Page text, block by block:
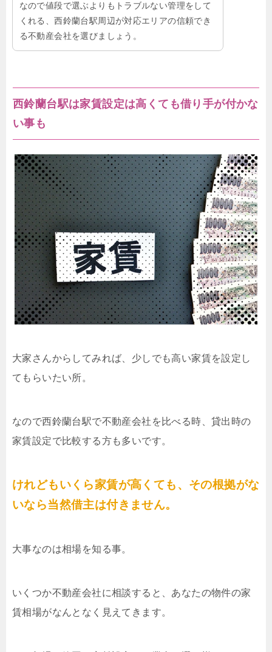
なので値段で選ぶよりもトラブルない管理をして
くれる、西鈴蘭台駅周辺が対応エリアの信頼でき
る不動産会社を選びましょう。
西鈴蘭台駅は家賃設定は高くても借り手が付かな
い事も
大家さんからしてみれば、少しでも高い家賃を設定し
てもらいたい所。
なので西鈴蘭台駅で不動産会社を比べる時、貸出時の
家賃設定で比較する方も多いです。
けれどもいくら家賃が高くても、その根拠がな
いなら当然借主は付きません。
大事なのは相場を知る事。
いくつか不動産会社に相談すると、あなたの物件の家
賃相場がなんとなく見えてきます。